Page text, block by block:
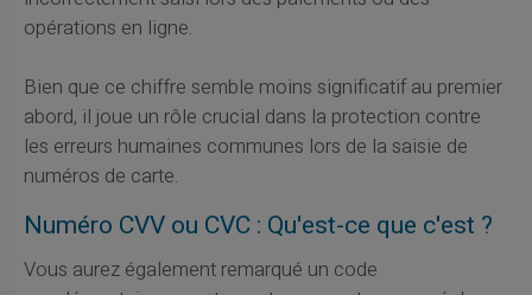
opérations en ligne.
Bien que ce chiffre semble moins significatif au premier
abord, il joue un rôle crucial dans la protection contre
les erreurs humaines communes lors de la saisie de
numéros de carte.
Numéro CVV ou CVC : Qu'est-ce que c'est ?
Vous aurez également remarqué un code